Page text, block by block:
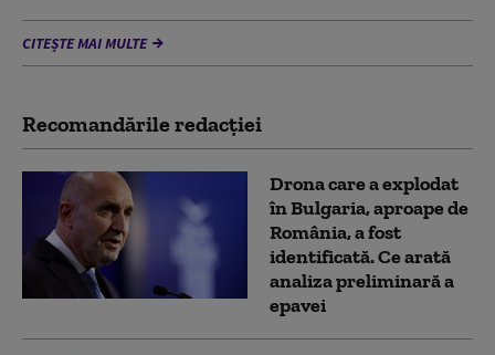
CITEȘTE MAI MULTE
Recomandările redacţiei
Drona care a explodat
în Bulgaria, aproape de
România, a fost
identificată. Ce arată
analiza preliminară a
epavei